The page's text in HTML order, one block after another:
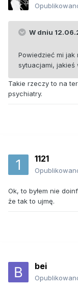
W dniu
Powiedzieć mi jak
sytuacjami, jakieś
Takie rzeczy to na
psychiatry.
1121
Ok, to byłem nie
że tak to ujmę.
bei